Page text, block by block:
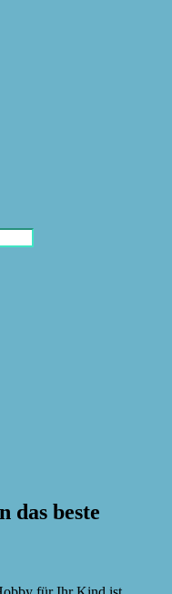
das beste